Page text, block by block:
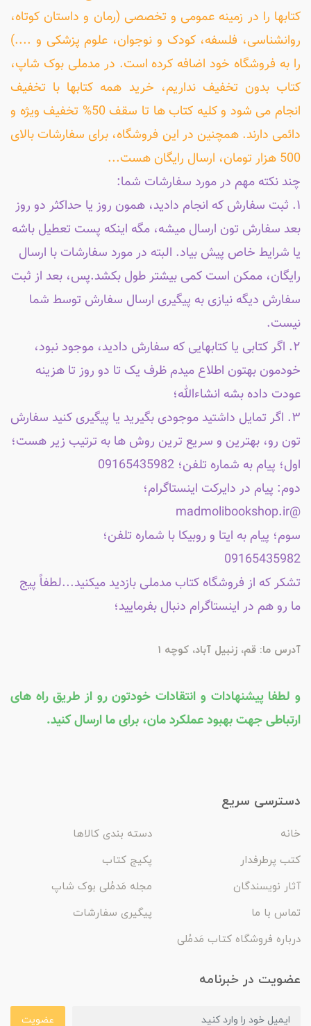
کتابها را در زمینه عمومی و تخصصی (رمان و داستان کوتاه،
روانشناسی، فلسفه، کودک و نوجوان، علوم پزشکی و ....)
را به فروشگاه خود اضافه کرده است. در مدملی بوک شاپ،
کتاب بدون تخفیف نداریم، خرید همه کتابها با تخفیف
انجام می شود و کلیه کتاب ها تا سقف 50% تخفیف ویژه و
دائمی دارند. همچنین در این فروشگاه، برای سفارشات بالای
500 هزار تومان، ارسال رایگان هست...
چند نکته مهم در مورد سفارشات شما:
۱. ثبت سفارش که انجام دادید، همون روز یا حداکثر دو روز
بعد سفارش تون ارسال میشه، مگه اینکه پست تعطیل باشه
یا شرایط خاص پیش بیاد. البته در مورد سفارشات با ارسال
رایگان، ممکن است کمی بیشتر طول بکشد.پس، بعد از ثبت
سفارش دیگه نیازی به پیگیری ارسال سفارش توسط شما
نیست.
۲. اگر کتابی یا کتابهایی که سفارش دادید، موجود نبود،
خودمون بهتون اطلاع میدم ظرف یک تا دو روز تا هزینه
عودت داده بشه انشاءالله؛
۳. اگر تمایل داشتید موجودی بگیرید یا پیگیری کنید سفارش
تون رو، بهترین و سریع ترین روش ها به ترتیب زیر هست؛
اول؛ پیام به شماره تلفن؛ 09165435982
دوم: پیام در دایرکت اینستاگرام؛
@madmolibookshop.ir
سوم؛ پیام به ایتا و روبیکا با شماره تلفن؛
09165435982
تشکر که از فروشگاه کتاب مدملی بازدید میکنید...لطفاً پیج
ما رو هم در اینستاگرام دنبال بفرمایید؛
آدرس ما: قم، زنبیل آباد، کوچه 1
و لطفا پیشنهادات و انتقادات خودتون رو از طریق راه های
ارتباطی جهت بهبود عملکرد مان، برای ما ارسال کنید.
دسترسی سریع
خانه
دسته بندی کالاها
کتب پرطرفدار
پکیج کتاب
آثار نویسندگان
مجله مَدمُلی بوک شاپ
تماس با ما
پیگیری سفارشات
درباره فروشگاه کتاب مَدمُلی
عضویت در خبرنامه
عضویت